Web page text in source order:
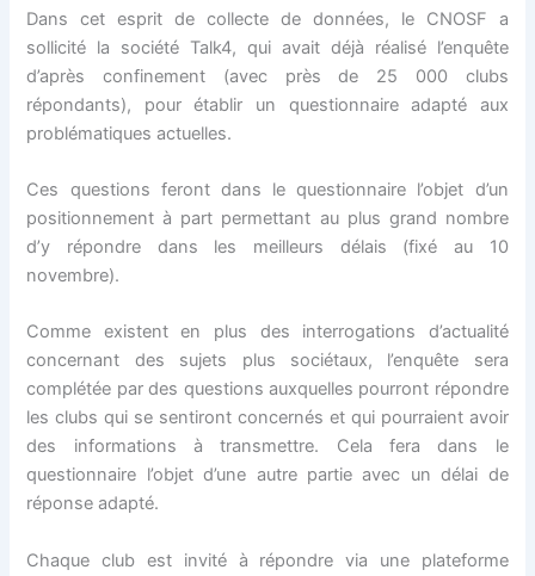
Dans cet esprit de collecte de données, le CNOSF a
sollicité la société Talk4, qui avait déjà réalisé l’enquête
d’après confinement (avec près de 25 000 clubs
répondants), pour établir un questionnaire adapté aux
problématiques actuelles.
Ces questions feront dans le questionnaire l’objet d’un
positionnement à part permettant au plus grand nombre
d’y répondre dans les meilleurs délais (fixé au 10
novembre).
Comme existent en plus des interrogations d’actualité
concernant des sujets plus sociétaux, l’enquête sera
complétée par des questions auxquelles pourront répondre
les clubs qui se sentiront concernés et qui pourraient avoir
des informations à transmettre. Cela fera dans le
questionnaire l’objet d’une autre partie avec un délai de
réponse adapté.
Chaque club est invité à répondre via une plateforme